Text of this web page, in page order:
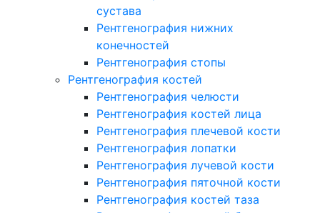
сустава
Рентгенография нижних
конечностей
Рентгенография стопы
Рентгенография костей
Рентгенография челюсти
Рентгенография костей лица
Рентгенография плечевой кости
Рентгенография лопатки
Рентгенография лучевой кости
Рентгенография пяточной кости
Рентгенография костей таза